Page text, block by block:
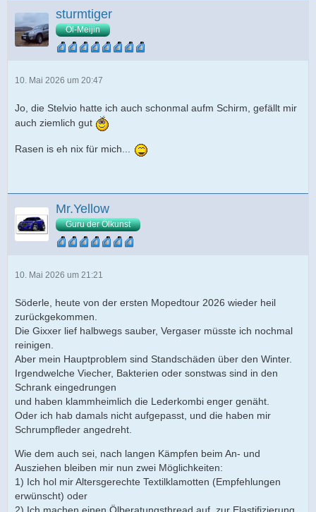
sturmtiger
Öl-Meijin
10. Mai 2026 um 20:47
Jo, die Stelvio hatte ich auch schonmal aufm Schirm, gefällt mir
auch ziemlich gut
Rasen is eh nix für mich...
Mr.Yellow
Guru der Ölkunst
10. Mai 2026 um 21:21
Söderle, heute von der ersten Mopedtour 2026 wieder heil
zurückgekommen.
Die Gixxer lief halbwegs sauber, Vergaser müsste ich nochmal
reinigen.
Aber mein Hauptproblem sind Standschäden über den Winter.
Irgendwelche Viecher, Bakterien oder sonstwas sind in den
Schrank eingedrungen
und haben klammheimlich die Lederkombi enger genäht.
Oder ich hab damals nicht aufgepasst, und die haben mir
Schrumpfleder angedreht.
Wie dem auch sei, nach langen Kämpfen beim An- und
Ausziehen bleiben mir nun zwei Möglichkeiten:
1) Ich hol mir Altersgerechte Textilklamotten (Empfehlungen
erwünscht) oder